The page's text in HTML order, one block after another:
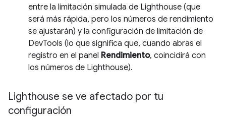
entre la limitación simulada de Lighthouse (que
será más rápida, pero los números de rendimiento
se ajustarán) y la configuración de limitación de
DevTools (lo que significa que, cuando abras el
registro en el panel Rendimiento, coincidirá con
los números de Lighthouse).
Lighthouse se ve afectado por tu
configuración